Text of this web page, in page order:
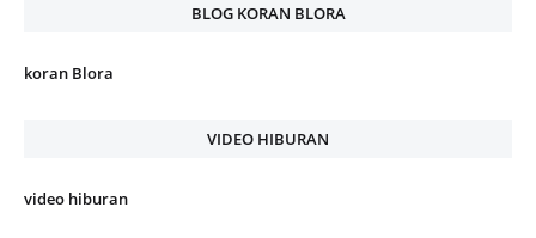
BLOG KORAN BLORA
koran Blora
VIDEO HIBURAN
video hiburan